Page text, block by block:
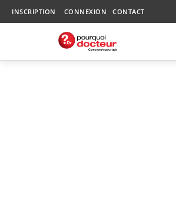
INSCRIPTION CONNEXION CONTACT